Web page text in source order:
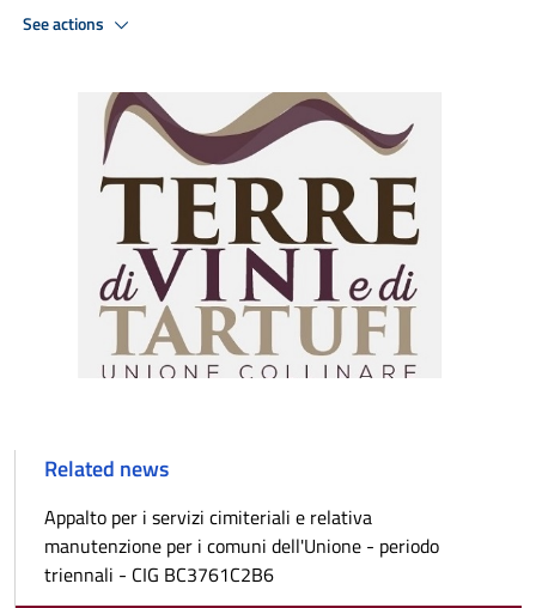
See actions
Related news
Appalto per i servizi cimiteriali e relativa
manutenzione per i comuni dell'Unione - periodo
triennali - CIG BC3761C2B6